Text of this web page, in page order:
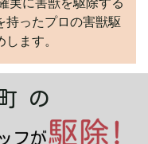
実に害獣を駆除する
持ったプロの害獣駆
ます。
の